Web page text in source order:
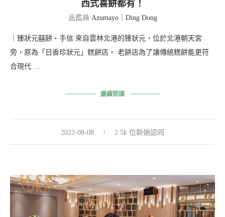
西式喜餅都有！
品鑑員 Azumayo｜Ding Dong
｜臻狀元囍餅・手信 來自雲林北港的臻狀元，位於北港朝天宮
旁，原為「日香珍狀元」糕餅店， 老餅店為了讓傳統糕餅能更符
合現代 …
繼續閱讀
2022-08-08 2.5k 位新娘認同